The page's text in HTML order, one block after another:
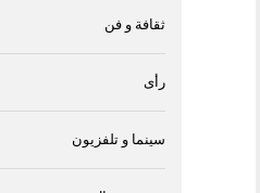
ثقافة و فن
رأى
سينما و تلفزيون